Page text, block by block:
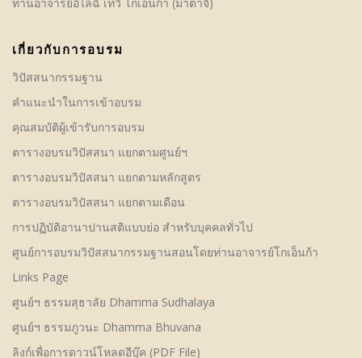
ท่านอาจารย์อิไลฉี เทวี โกเอ็นก้า (มาตาจี)
เกี่ยวกับการอบรม
วิปัสสนากรรมฐาน
คําแนะนำในการเข้าอบรม
คุณสมบัติผู้เข้ารับการอบรม
ตารางอบรมวิปัสสนา แยกตามศูนย์ฯ
ตารางอบรมวิปัสสนา แยกตามหลักสูตร
ตารางอบรมวิปัสสนา แยกตามเดือน
การปฏิบัติอานาปานสติแบบย่อ สำหรับบุคคลทั่วไป
ศูนย์การอบรมวิปัสสนากรรมฐานสอนโดยท่านอาจารย์โกเอ็นก้า
Links Page
ศูนย์ฯ ธรรมสุธาลัย Dhamma Sudhalaya
ศูนย์ฯ ธรรมภูวนะ Dhamma Bhuvana
ลิงก์เพื่อการดาวน์โหลดอีบุ๊ค (PDF File)